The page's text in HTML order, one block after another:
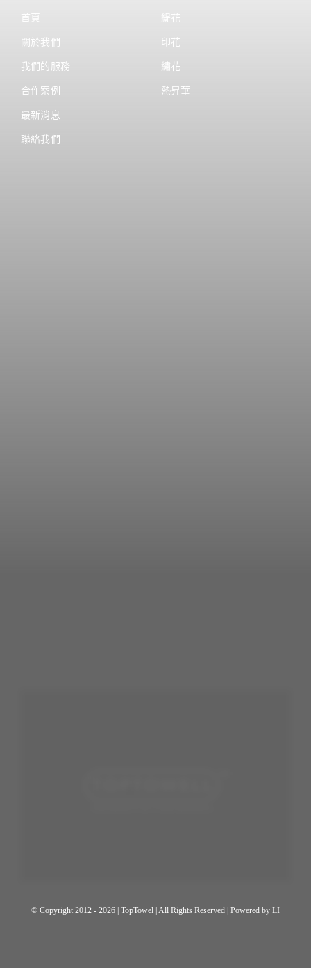
首頁
關於我們
我們的服務
合作案例
最新消息
聯絡我們
緹花
印花
繡花
熱昇華
© Copyright 2012 - 2026 | TopTowel | All Rights Reserved | Powered by LI